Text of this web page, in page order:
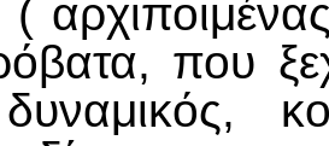
(
που